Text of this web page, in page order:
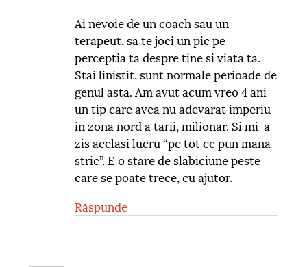
Ai nevoie de un coach sau un
terapeut, sa te joci un pic pe
perceptia ta despre tine si viata ta.
Stai linistit, sunt normale perioade de
genul asta. Am avut acum vreo 4 ani
un tip care avea nu adevarat imperiu
in zona nord a tarii, milionar. Si mi-a
zis acelasi lucru “pe tot ce pun mana
stric”. E o stare de slabiciune peste
care se poate trece, cu ajutor.
Răspunde